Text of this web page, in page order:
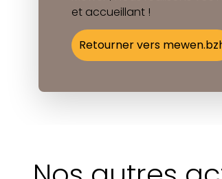
et accueillant !
Retourner vers